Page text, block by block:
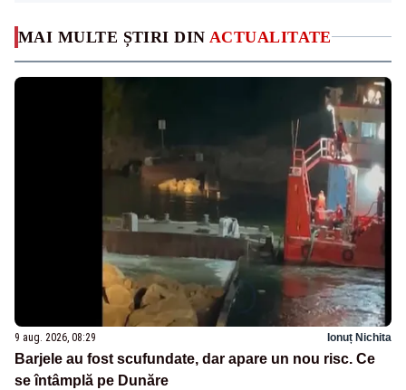
MAI MULTE ȘTIRI DIN ACTUALITATE
9 aug. 2026, 08:29 Ionuț Nichita
Barjele au fost scufundate, dar apare un nou risc. Ce
se întâmplă pe Dunăre